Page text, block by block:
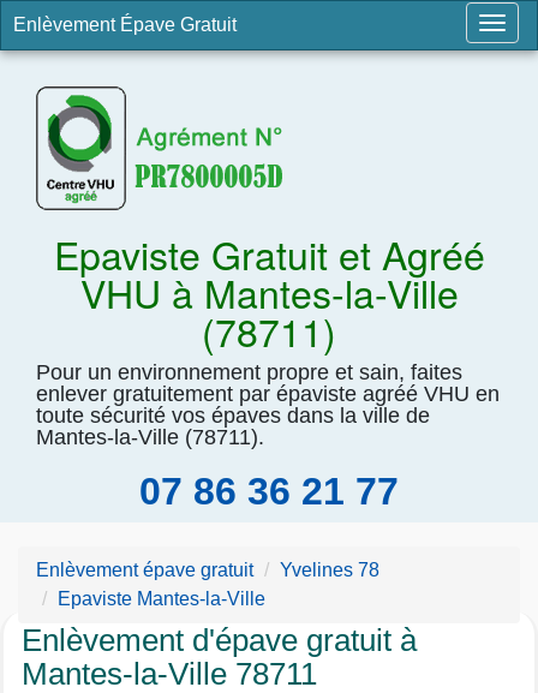
Enlèvement Épave Gratuit
Epaviste Gratuit et Agréé
VHU à Mantes-la-Ville
(78711)
Pour un environnement propre et sain, faites
enlever gratuitement par épaviste agréé VHU en
toute sécurité vos épaves dans la ville de
Mantes-la-Ville (78711).
07 86 36 21 77
Enlèvement épave gratuit
Yvelines 78
Epaviste Mantes-la-Ville
Enlèvement d'épave gratuit à
Mantes-la-Ville 78711